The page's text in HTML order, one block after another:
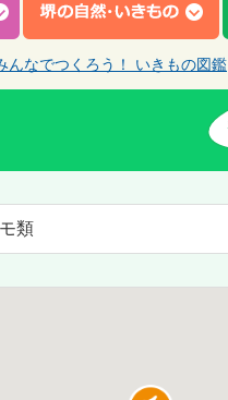
んなでつくろう！ いきもの図鑑
類